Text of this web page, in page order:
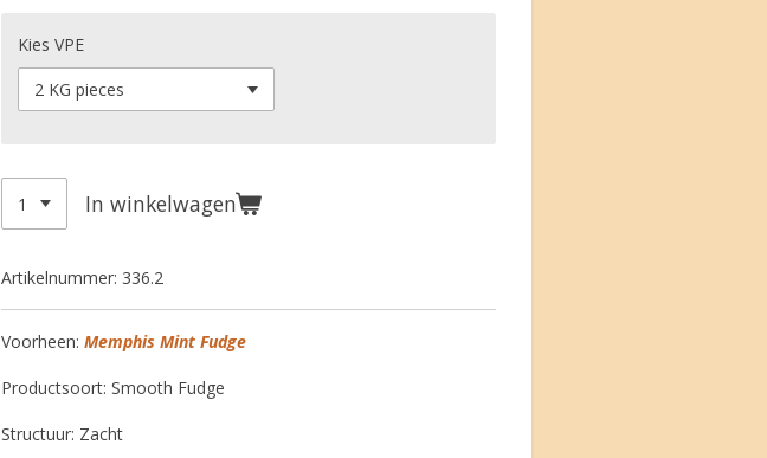
Kies VPE
In winkelwagen
Artikelnummer: 336.2
Voorheen: Memphis Mint Fudge
Productsoort: Smooth Fudge
Structuur: Zacht